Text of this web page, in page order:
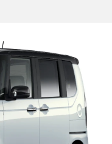
ジンがターボとなる
誤発進抑制機能など
クルーズコントロー
備は充実。このグレ
塗装のパワーウイン
質感も高い。一括査